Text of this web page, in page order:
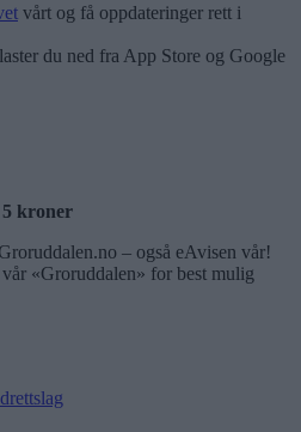
vårt og få oppdateringer rett i
du ned fra App Store og Google
kroner
– også eAvisen vår!
«Groruddalen» for best mulig